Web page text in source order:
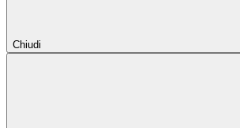
Chiudi